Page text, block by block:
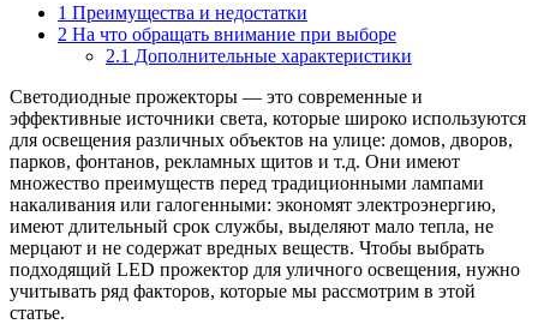
1 Преимущества и недостатки
2 На что обращать внимание при выборе
2.1 Дополнительные характеристики
Светодиодные прожекторы — это современные и
эффективные источники света, которые широко используются
для освещения различных объектов на улице: домов, дворов,
парков, фонтанов, рекламных щитов и т.д. Они имеют
множество преимуществ перед традиционными лампами
накаливания или галогенными: экономят электроэнергию,
имеют длительный срок службы, выделяют мало тепла, не
мерцают и не содержат вредных веществ. Чтобы выбрать
подходящий LED прожектор для уличного освещения, нужно
учитывать ряд факторов, которые мы рассмотрим в этой
статье.